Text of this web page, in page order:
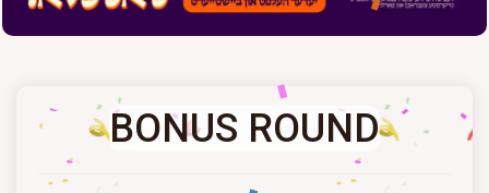
BONUS ROUND